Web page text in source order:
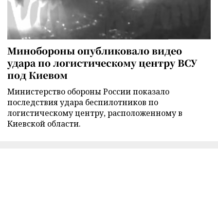
Минобороны опубликовало видео
удара по логистическому центру ВСУ
под Киевом
Министерство обороны России показало
последствия удара беспилотников по
логистическому центру, расположенному в
Киевской области.